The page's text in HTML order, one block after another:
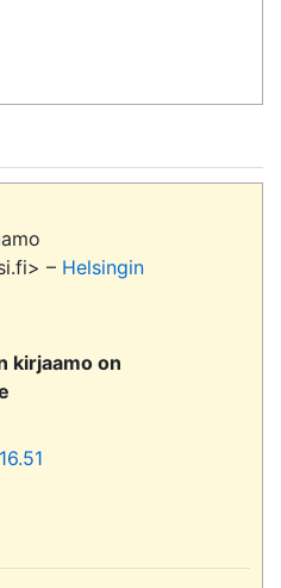
– Helsingin
kirjaamo on